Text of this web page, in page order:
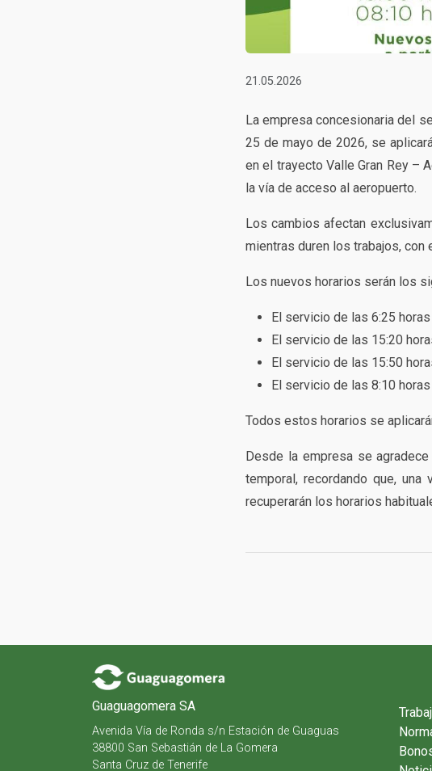
21.05.2026
La empresa concesionaria del
25 de mayo de 2026, se
en el trayecto Valle Gran Rey –
la vía de acceso al aeropuerto.
Los cambios afectan
mientras duren los trabajos, con
Los nuevos horarios serán los
El servicio de las 6:25
El servicio de las 15:20
El servicio de las 15:50
El servicio de las 8:10
Todos estos horarios se
Desde la empresa se
temporal, recordando que,
recuperarán los horarios
Guaguagomera SA
Avenida Vía de Ronda s/n Estación de Guaguas
38800 San Sebastián de La Gomera
Santa Cruz de Tenerife